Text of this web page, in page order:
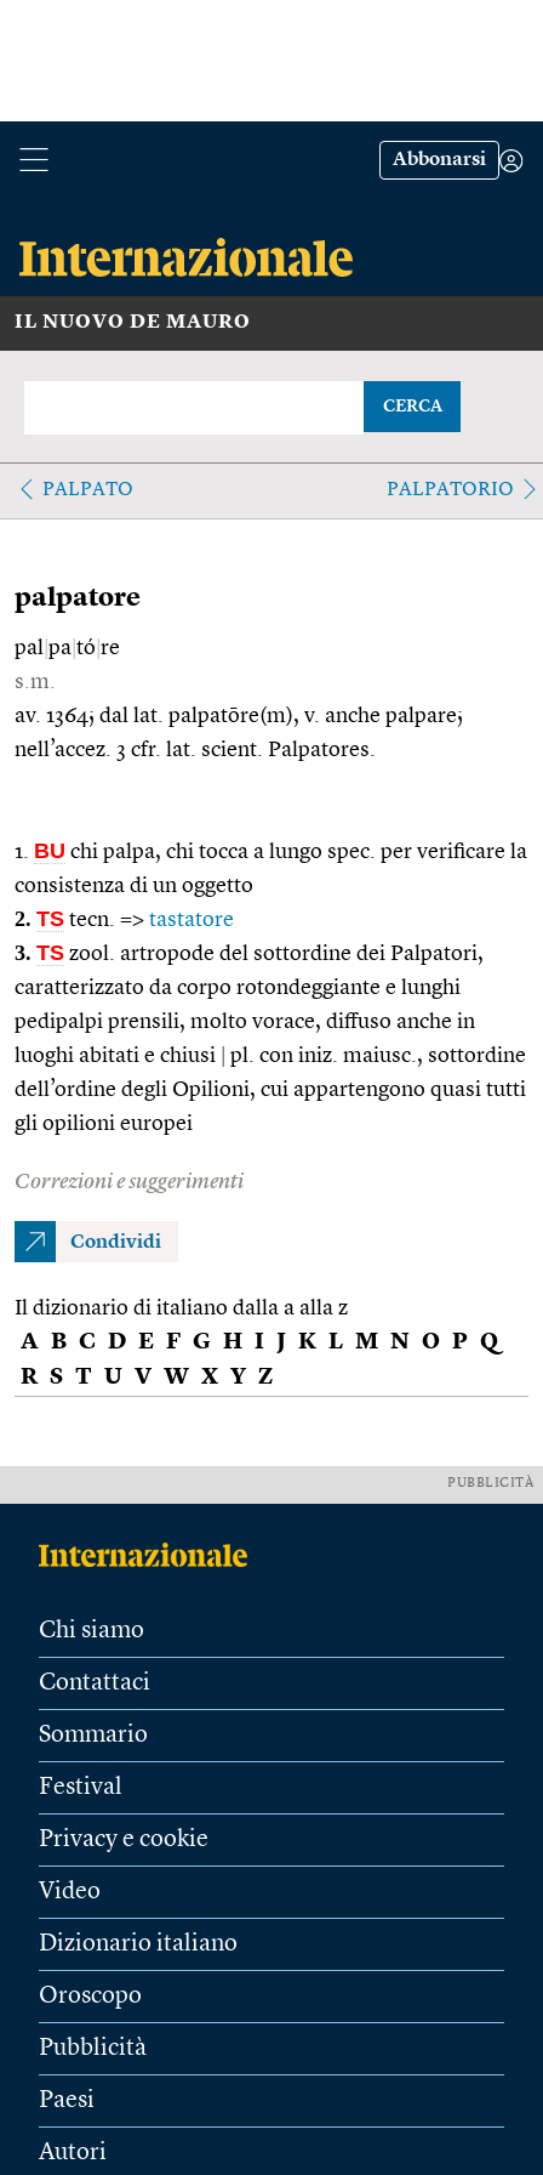
Abbonarsi
IL NUOVO DE MAURO
CERCA
PALPATO PALPATORIO
palpatore
pal pa tó re
s.m.
av. 1364; dal lat. palpatōre(m), v. anche palpare;
nell’accez. 3 cfr. lat. scient. Palpatores.
1. BU chi palpa, chi tocca a lungo spec. per verificare la
consistenza di un oggetto
2. TS tecn. => tastatore
3. TS zool. artropode del sottordine dei Palpatori,
caratterizzato da corpo rotondeggiante e lunghi
pedipalpi prensili, molto vorace, diffuso anche in
luoghi abitati e chiusi
pl. con iniz. maiusc., sottordine
dell’ordine degli Opilioni, cui appartengono quasi tutti
gli opilioni europei
Correzioni e suggerimenti
Condividi
Il dizionario di italiano dalla a alla z
A B C D E F G H I J K L M N O P Q
R S T U V W X Y Z
PUBBLICITÀ
Chi siamo
Contattaci
Sommario
Festival
Privacy e cookie
Video
Dizionario italiano
Oroscopo
Pubblicità
Paesi
Autori